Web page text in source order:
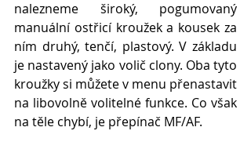
nalezneme široký, pogumovaný
manuální ostřicí kroužek a kousek za
ním druhý, tenčí, plastový. V základu
je nastavený jako volič clony. Oba tyto
kroužky si můžete v menu přenastavit
na libovolně volitelné funkce. Co však
na těle chybí, je přepínač MF/AF.